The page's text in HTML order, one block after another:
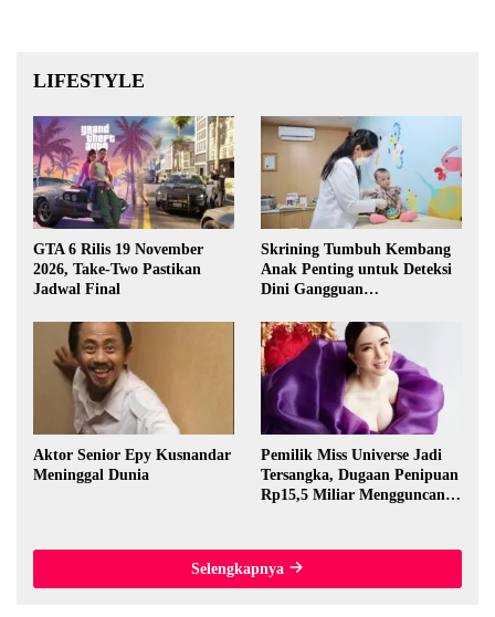
LIFESTYLE
GTA 6 Rilis 19 November
2026, Take-Two Pastikan
Jadwal Final
Skrining Tumbuh Kembang
Anak Penting untuk Deteksi
Dini Gangguan
Aktor Senior Epy Kusnandar
Meninggal Dunia
Pemilik Miss Universe Jadi
Tersangka, Dugaan Penipuan
Rp15,5 Miliar Mengguncang
Selengkapnya